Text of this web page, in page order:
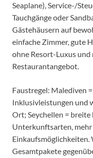
Seaplane), Service-/
Tauchgänge oder
Gästehäusern auf
einfache Zimmer, gute
ohne Resort-Luxus
Restaurantangebot.
Faustregel: Malediven
Inklusivleistungen und
Ort; Seychellen = breite
Unterkunftsarten,
Gesamtpakete